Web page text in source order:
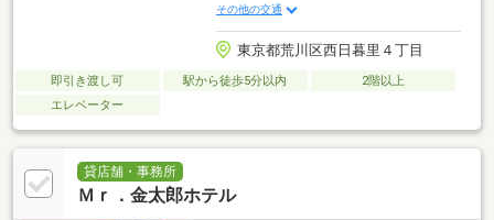
その他の交通
東京都荒川区西日暮里４丁目
即引き渡し可 駅から徒歩5分以内
2階以上
エレベーター
貸店舗・事務所
Ｍｒ．金太郎ホテル